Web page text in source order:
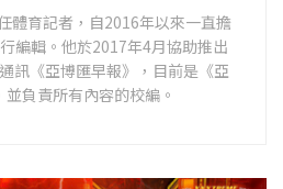
體育記者，自2016年以來一直擔
編輯。他於2017年4月協助推出
訊《亞博匯早報》，目前是《亞
負責所有內容的校編。